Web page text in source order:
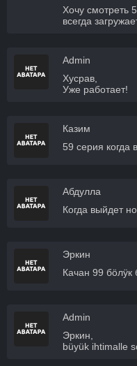
Хочу смотреть
всегда
Admin
Хусрав,
Уже работает!
Казим
59 серия когда
Абдулла
Когда выйдет
Эркин
Качан 99 бӧлӱк
Admin
Эркин,
büyük ihtimalle